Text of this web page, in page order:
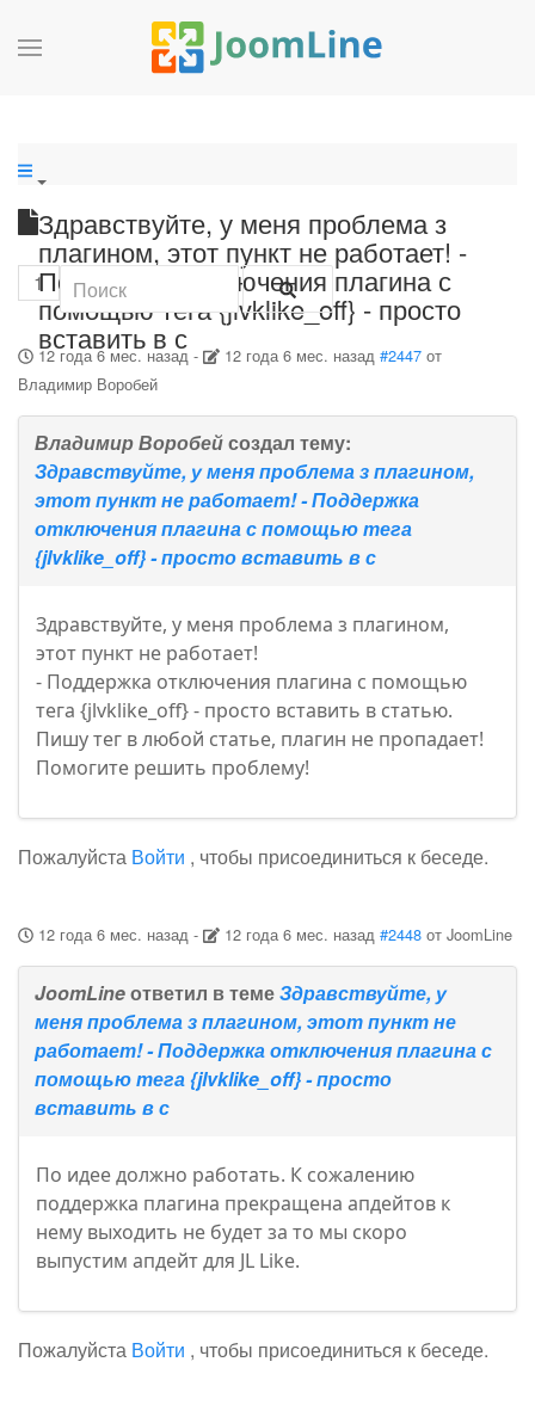
Здравствуйте, у меня проблема з
плагином, этот пункт не работает! -
Поддержка отключения плагина с
помощью тега {jlvklike_off} - просто
вставить в с
1
12 года 6 мес. назад- 12 года 6 мес. назад #2447 от
Владимир Воробей
Владимир Воробейсоздал тему:
Здравствуйте, у меня проблема з плагином,
этот пункт не работает! - Поддержка
отключения плагина с помощью тега
{jlvklike_off} - просто вставить в с
Здравствуйте, у меня проблема з плагином,
этот пункт не работает!
- Поддержка отключения плагина с помощью
тега {jlvklike_off} - просто вставить в статью.
Пишу тег в любой статье, плагин не пропадает!
Помогите решить проблему!
Пожалуйста Войти , чтобы присоединиться к беседе.
12 года 6 мес. назад- 12 года 6 мес. назад #2448 отJoomLine
JoomLineответил в темеЗдравствуйте, у
меня проблема з плагином, этот пункт не
работает! - Поддержка отключения плагина с
помощью тега {jlvklike_off} - просто
вставить в с
По идее должно работать. К сожалению
поддержка плагина прекращена апдейтов к
нему выходить не будет за то мы скоро
выпустим апдейт для JL Like.
Пожалуйста Войти , чтобы присоединиться к беседе.